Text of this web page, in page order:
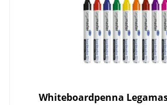
Whiteboardpenna